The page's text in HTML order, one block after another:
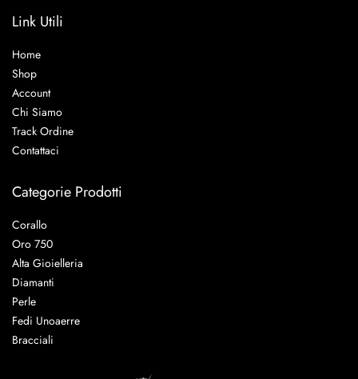
Categorie Prodotti
Corallo
Oro 750
Alta Gioielleria
Diamanti
Perle
Fedi Unoaerre
Bracciali
Link Utili
Home
Shop
Account
Chi Siamo
Track Ordine
Contattaci